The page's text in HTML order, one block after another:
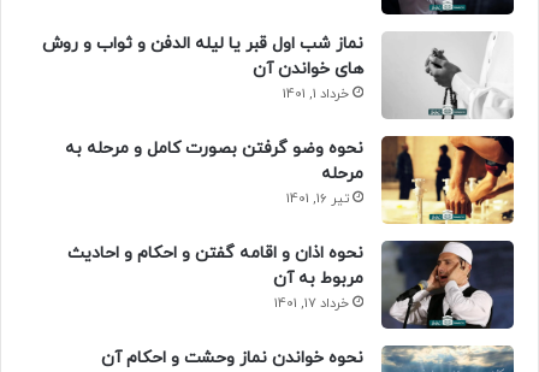
نماز شب اول قبر یا لیله الدفن و ثواب و روش
های خواندن آن
خرداد 1, 1401
نحوه وضو گرفتن بصورت کامل و مرحله به
مرحله
تیر 16, 1401
نحوه اذان و اقامه گفتن و احکام و احادیث
مربوط به آن
خرداد 17, 1401
نحوه خواندن نماز وحشت و احکام آن